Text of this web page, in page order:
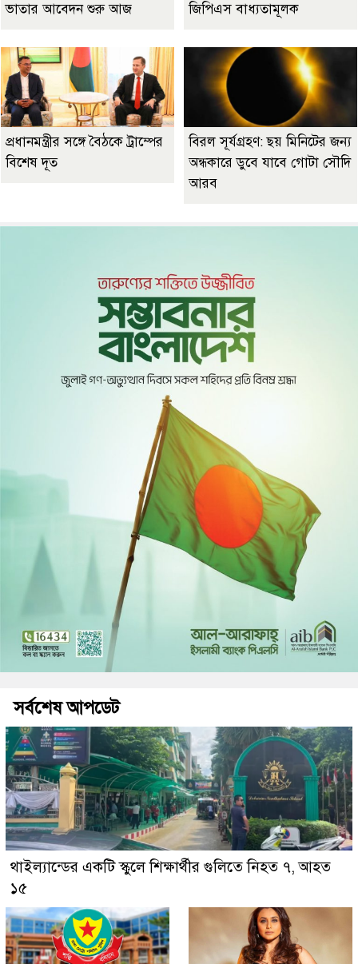
ভাতার আবেদন শুরু আজ
জিপিএস বাধ্যতামূলক
প্রধানমন্ত্রীর সঙ্গে বৈঠকে ট্রাম্পের
বিশেষ দূত
বিরল সূর্যগ্রহণ: ছয় মিনিটের জন্য
অন্ধকারে ডুবে যাবে গোটা সৌদি
আরব
সর্বশেষ আপডেট
থাইল্যান্ডের একটি স্কুলে শিক্ষার্থীর গুলিতে নিহত ৭, আহত
১৫